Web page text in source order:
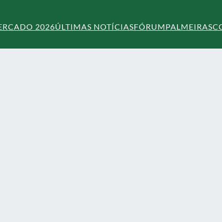
2026ÚLTIMAS NOTÍCIASFÓRUMPALMEIRAS